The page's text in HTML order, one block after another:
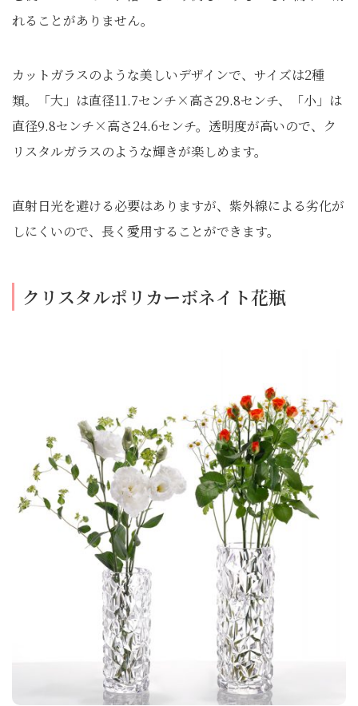
れることがありません。
カットガラスのような美しいデザインで、サイズは2種
類。「大」は直径11.7センチ×高さ29.8センチ、「小」は
直径9.8センチ×高さ24.6センチ。透明度が高いので、ク
リスタルガラスのような輝きが楽しめます。
直射日光を避ける必要はありますが、紫外線による劣化が
しにくいので、長く愛用することができます。
クリスタルポリカーボネイト花瓶